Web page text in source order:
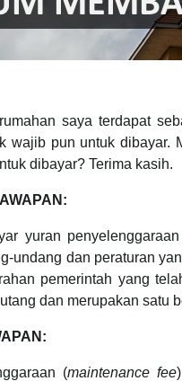
saya terdapat
wajib pun untuk dibayar.
dibayar? Terima kasih.
yuran
undang dan peraturan
pemerintah yang
dan merupakan satu
(maintenance fee